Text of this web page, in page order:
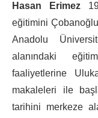
Hasan Erimez
eğitimini
Anadolu
alanındaki
faaliyetlerine
makaleleri ile
tarihini merkeze